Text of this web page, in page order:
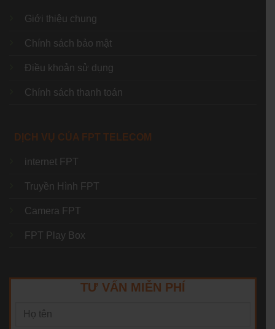
Giới thiệu chung
Chính sách bảo mật
Điều khoản sử dụng
Chính sách thanh toán
DỊCH VỤ CỦA FPT TELECOM
internet FPT
Truyền Hình FPT
Camera FPT
FPT Play Box
TƯ VẤN MIỄN PHÍ